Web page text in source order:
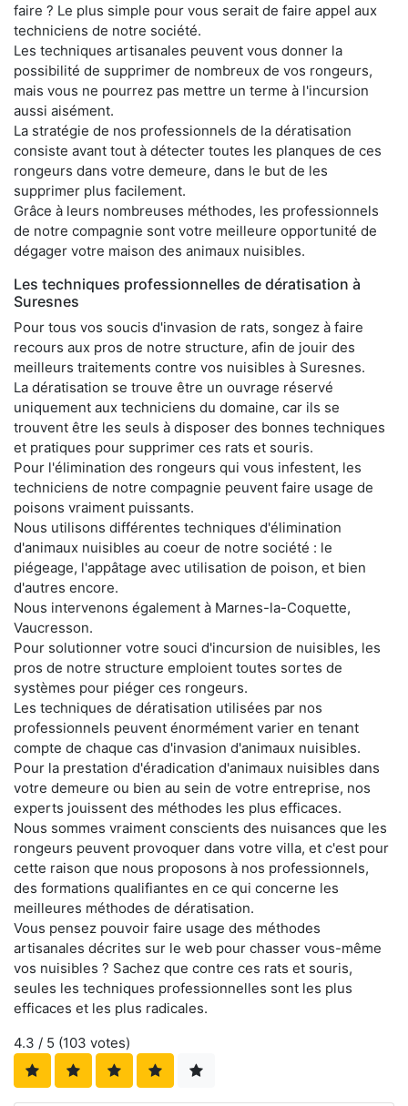
faire ? Le plus simple pour vous serait de faire appel aux
techniciens de notre société.
Les techniques artisanales peuvent vous donner la
possibilité de supprimer de nombreux de vos rongeurs,
mais vous ne pourrez pas mettre un terme à l'incursion
aussi aisément.
La stratégie de nos professionnels de la dératisation
consiste avant tout à détecter toutes les planques de ces
rongeurs dans votre demeure, dans le but de les
supprimer plus facilement.
Grâce à leurs nombreuses méthodes, les professionnels
de notre compagnie sont votre meilleure opportunité de
dégager votre maison des animaux nuisibles.
Les techniques professionnelles de dératisation à
Suresnes
Pour tous vos soucis d'invasion de rats, songez à faire
recours aux pros de notre structure, afin de jouir des
meilleurs traitements contre vos nuisibles à Suresnes.
La dératisation se trouve être un ouvrage réservé
uniquement aux techniciens du domaine, car ils se
trouvent être les seuls à disposer des bonnes techniques
et pratiques pour supprimer ces rats et souris.
Pour l'élimination des rongeurs qui vous infestent, les
techniciens de notre compagnie peuvent faire usage de
poisons vraiment puissants.
Nous utilisons différentes techniques d'élimination
d'animaux nuisibles au coeur de notre société : le
piégeage, l'appâtage avec utilisation de poison, et bien
d'autres encore.
Nous intervenons également à Marnes-la-Coquette,
Vaucresson.
Pour solutionner votre souci d'incursion de nuisibles, les
pros de notre structure emploient toutes sortes de
systèmes pour piéger ces rongeurs.
Les techniques de dératisation utilisées par nos
professionnels peuvent énormément varier en tenant
compte de chaque cas d'invasion d'animaux nuisibles.
Pour la prestation d'éradication d'animaux nuisibles dans
votre demeure ou bien au sein de votre entreprise, nos
experts jouissent des méthodes les plus efficaces.
Nous sommes vraiment conscients des nuisances que les
rongeurs peuvent provoquer dans votre villa, et c'est pour
cette raison que nous proposons à nos professionnels,
des formations qualifiantes en ce qui concerne les
meilleures méthodes de dératisation.
Vous pensez pouvoir faire usage des méthodes
artisanales décrites sur le web pour chasser vous-même
vos nuisibles ? Sachez que contre ces rats et souris,
seules les techniques professionnelles sont les plus
efficaces et les plus radicales.
4.3 / 5 (103 votes)